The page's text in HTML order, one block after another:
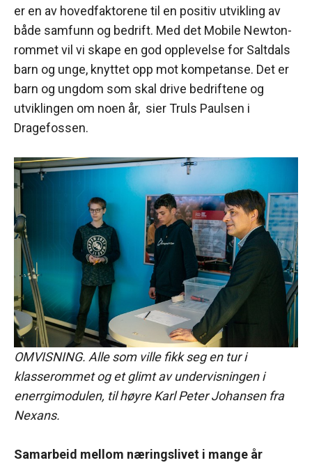
er en av hovedfaktorene til en positiv utvikling av
både samfunn og bedrift. Med det Mobile Newton-
rommet vil vi skape en god opplevelse for Saltdals
barn og unge, knyttet opp mot kompetanse. Det er
barn og ungdom som skal drive bedriftene og
utviklingen om noen år, sier Truls Paulsen i
Dragefossen.
OMVISNING. Alle som ville fikk seg en tur i
klasserommet og et glimt av undervisningen i
enerrgimodulen, til høyre Karl Peter Johansen fra
Nexans.
Samarbeid mellom næringslivet i mange år